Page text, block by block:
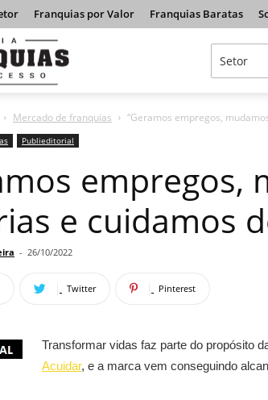
Franquias por Valor Franquias Baratas
Franquias
de
Sucesso
Mercado de franquias “Geramos empregos,
Publieditorial
empregos,
e cuidamos
- 26/10/2022
Twitter Pinterest
Transformar vidas faz parte do propósito
Acuidar, e a marca vem conseguindo